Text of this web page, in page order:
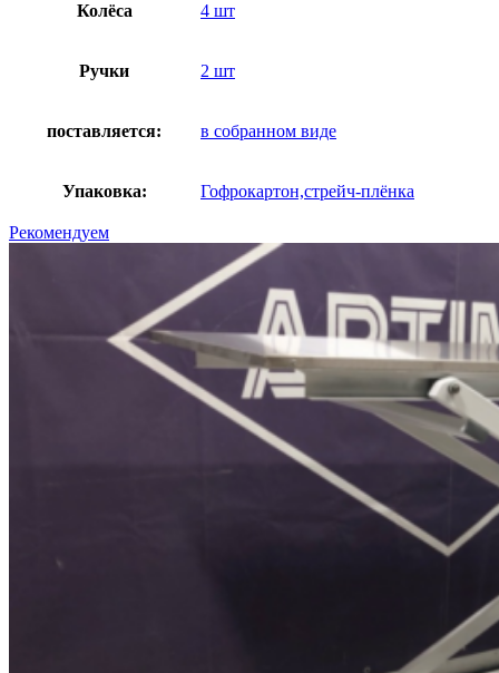
Колёса 4 шт
Ручки 2 шт
поставляется: в собранном виде
Упаковка: Гофрокартон,стрейч-плёнка
Рекомендуем